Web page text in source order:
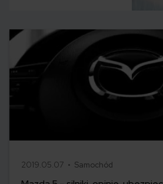
2019.05.07 • Samochód